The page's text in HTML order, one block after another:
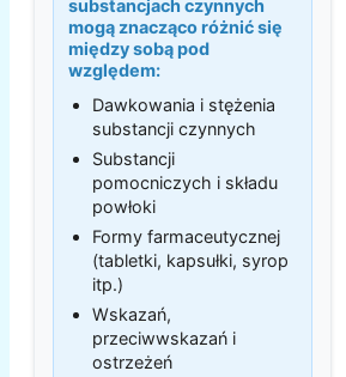
substancjach czynnych
mogą znacząco różnić się
między sobą pod
względem:
Dawkowania i stężenia
substancji czynnych
Substancji
pomocniczych i składu
powłoki
Formy farmaceutycznej
(tabletki, kapsułki, syrop
itp.)
Wskazań,
przeciwwskazań i
ostrzeżeń